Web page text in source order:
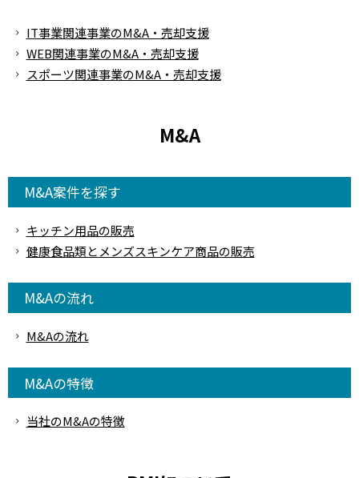
IT事業関連事業のM&A・売却支援
WEB関連事業のM&A・売却支援
スポーツ関連事業のM&A・売却支援
M&A
M&A案件を探す
キッチン用品の販売
健康食品類とメンズスキンケア商品の販売
M&Aの流れ
M&Aの流れ
M&Aの特徴
当社のM&Aの特徴